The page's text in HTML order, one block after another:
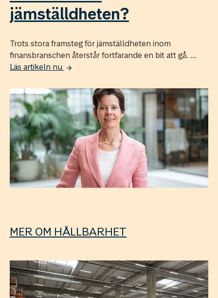
jämställdheten?
Trots stora framsteg för jämställdheten inom
finansbranschen återstår fortfarande en bit att gå. ...
Läs artikeln nu
MER OM HÅLLBARHET